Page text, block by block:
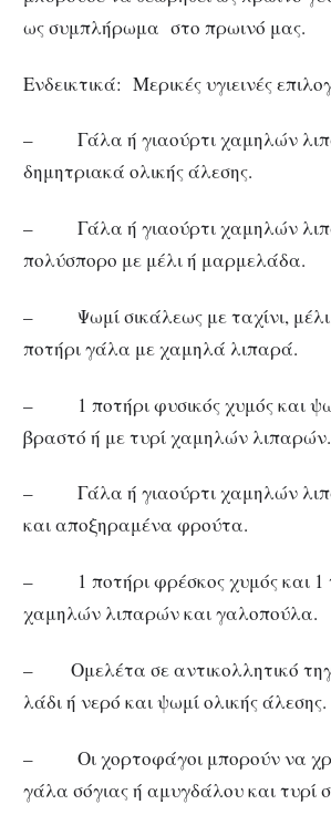
ως συμπλήρωμα στο πρωινό μας.
Ενδεικτικά: Μερικές υγιεινές
– Γάλα ή γιαούρτι χαμηλών
δημητριακά ολικής άλεσης.
– Γάλα ή γιαούρτι χαμηλών
πολύσπορο με μέλι ή μαρμελάδα.
– Ψωμί σικάλεως με ταχίνι,
ποτήρι γάλα με χαμηλά λιπαρά.
– 1 ποτήρι φυσικός χυμός και
βραστό ή με τυρί χαμηλών λιπαρών.
– Γάλα ή γιαούρτι χαμηλών
και αποξηραμένα φρούτα.
– 1 ποτήρι φρέσκος χυμός και 1
χαμηλών λιπαρών και γαλοπούλα.
– Ομελέτα σε αντικολλητικό
λάδι ή νερό και ψωμί ολικής άλεσης.
– Οι χορτοφάγοι μπορούν να
γάλα σόγιας ή αμυγδάλου και τυρί